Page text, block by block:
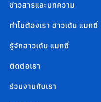
ข่าวสารและบทความ
ทำไมต้องเรา ฮาวเด้น แมกซี่
รู้จักฮาวเด้น แมกซี่
ติดต่อเรา
ร่วมงานกับเรา